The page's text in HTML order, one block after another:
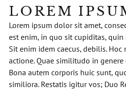
LOREM
Lorem ipsum dolor sit amet,
est enim, in quo sit cupiditas,
Sit enim idem caecus, debilis.
actione. Quae similitudo in
Bona autem corporis huic sunt,
similiora. Restatis igitur vos; Duo